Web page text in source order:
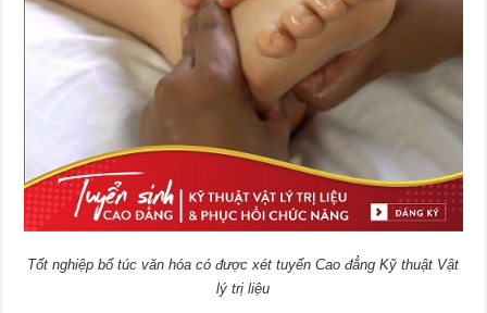
Tốt nghiệp bổ túc văn hóa có được xét tuyển Cao đẳng Kỹ thuật Vật
lý trị liệu